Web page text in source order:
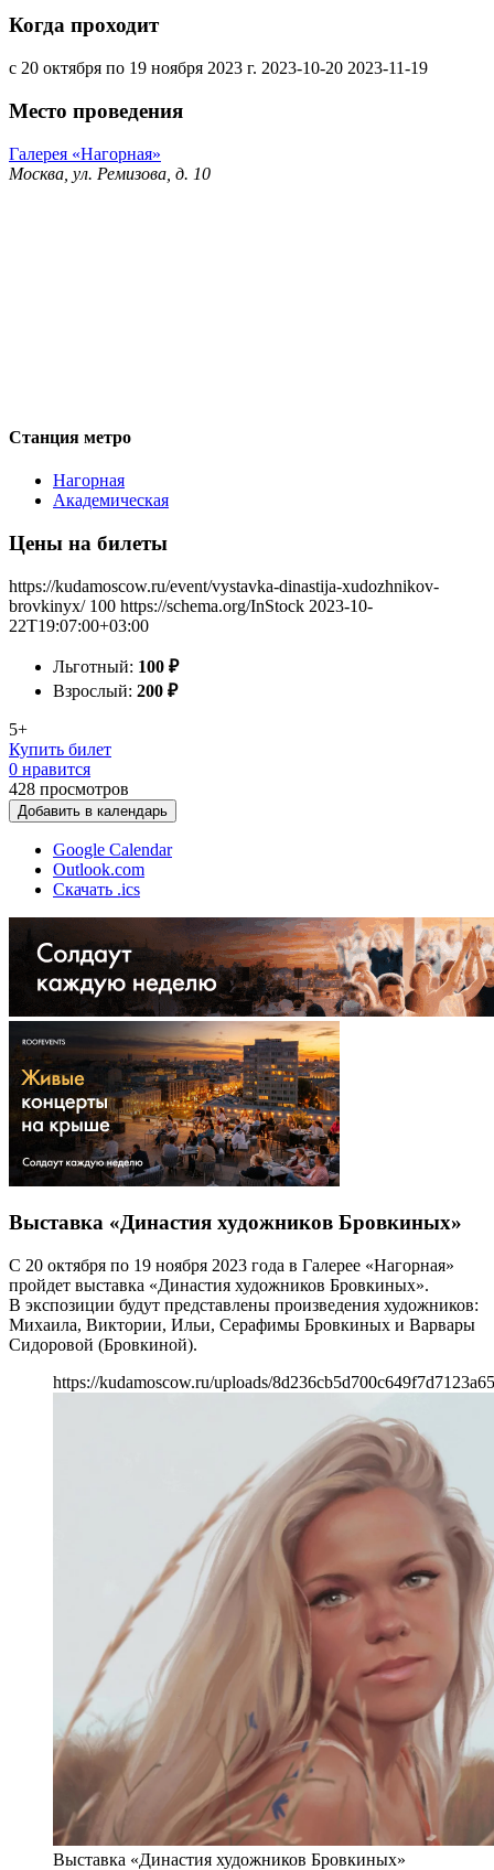
Когда проходит
с 20 октября по 19 ноября 2023 г. 2023-10-20 2023-11-19
Место проведения
Галерея «Нагорная»
Москва, ул. Ремизова, д. 10
Станция метро
Нагорная
Академическая
Цены на билеты
https://kudamoscow.ru/event/vystavka-dinastija-xudozhnikov-
brovkinyx/ 100 https://schema.org/InStock 2023-10-
22T19:07:00+03:00
Льготный: 100 ₽
Взрослый: 200 ₽
5+
Купить билет
0 нравится
428 просмотров
Добавить в календарь
Google Calendar
Outlook.com
Скачать .ics
Выставка «Династия художников Бровкиных»
С 20 октября по 19 ноября 2023 года в Галерее «Нагорная»
пройдет выставка «Династия художников Бровкиных».
В экспозиции будут представлены произведения художников:
Михаила, Виктории, Ильи, Серафимы Бровкиных и Варвары
Сидоровой (Бровкиной).
https://kudamoscow.ru/uploads/
Выставка «Династия художников Бровкиных»